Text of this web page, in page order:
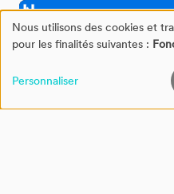
Gestion
des
Nous utilisons des cookies et
pour les finalités suivantes :
Personnaliser